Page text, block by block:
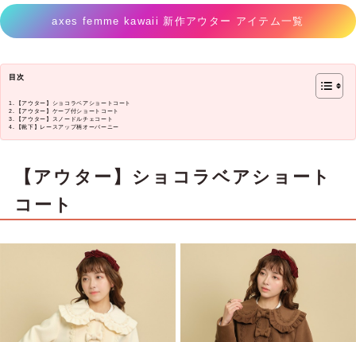
axes femme kawaii 新作アウター アイテム一覧
目次
【アウター】ショコラベアショートコート
【アウター】ケープ付ショートコート
【アウター】スノードルチェコート
【靴下】レースアップ柄オーバーニー
【アウター】ショコラベアショート
コート